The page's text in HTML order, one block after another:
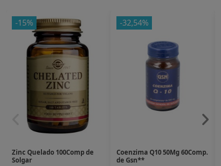
-15%
Zinc Quelado 100Comp de
Solgar
-32,54%
Coenzima Q10 50Mg 60Comp.
de Gsn**